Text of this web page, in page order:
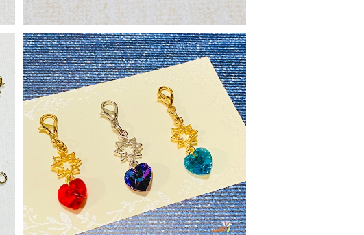
チャーム【星】ハートクリスタル(小)
¥1,300